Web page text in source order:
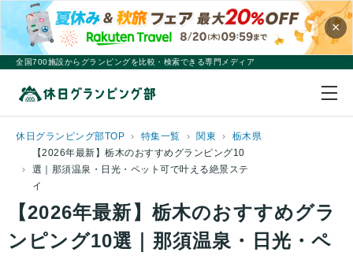
×
全国700施設からグランピングを比較・検索できる専門メディア
休日グランピング部TOP 特集一覧 関東
栃木県
【2026年最新】栃木のおすすめグランピング10
選｜那須温泉・日光・ペット可で叶える絶景ステ
イ
【2026年最新】栃木のおすすめグラ
ンピング10選｜那須温泉・日光・ペ